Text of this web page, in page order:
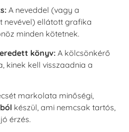
A neveddel (vagy a
nevével) ellátott grafika
minden kötetnek.
könyv: A kölcsönkérő
kinek kell visszaadnia a
markolata minőségi,
készül, ami nemcsak tartós,
érzés.